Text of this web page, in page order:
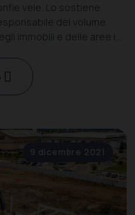
vele. Lo sostiene
del volume
immobili e delle aree in
9 dicembre 2021